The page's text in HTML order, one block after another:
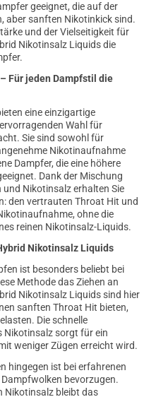
geeignet, die auf der
aber sanften Nikotinkick sind.
und der Vielseitigkeit für
Nikotinsalz Liquids die
Für jeden Dampfstil die
eine einzigartige
Wahl für
Sie sind sowohl für
Nikotinaufnahme
Dampfer, die eine höhere
Dank der Mischung
Nikotinsalz erhalten Sie
den vertrauten Throat Hit und
ohne die
reinen Nikotinsalz-Liquids.
Nikotinsalz Liquids
ist besonders beliebt bei
Methode das Ziehen an
Nikotinsalz Liquids sind hier
sanften Throat Hit bieten,
Die schnelle
Nikotinsalz sorgt für ein
weniger Zügen erreicht wird.
hingegen ist bei erfahrenen
bevorzugen.
Nikotinsalz bleibt das